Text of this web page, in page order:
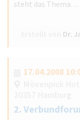
steht das Thema…
Dr.
17.04.2008
2.